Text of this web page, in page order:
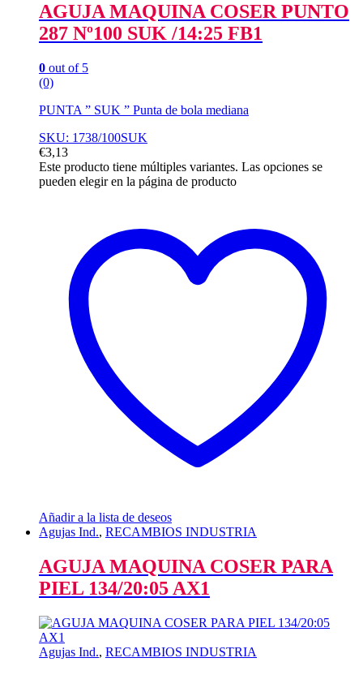
AGUJA MAQUINA COSER PUNTO
287 Nº100 SUK /14:25 FB1
0 out of 5
(0)
PUNTA ” SUK ” Punta de bola mediana
SKU: 1738/100SUK
€3,13
Este producto tiene múltiples variantes. Las opciones se
pueden elegir en la página de producto
Añadir a la lista de deseos
Agujas Ind., RECAMBIOS INDUSTRIA
AGUJA MAQUINA COSER PARA
PIEL 134/20:05 AX1
Agujas Ind., RECAMBIOS INDUSTRIA